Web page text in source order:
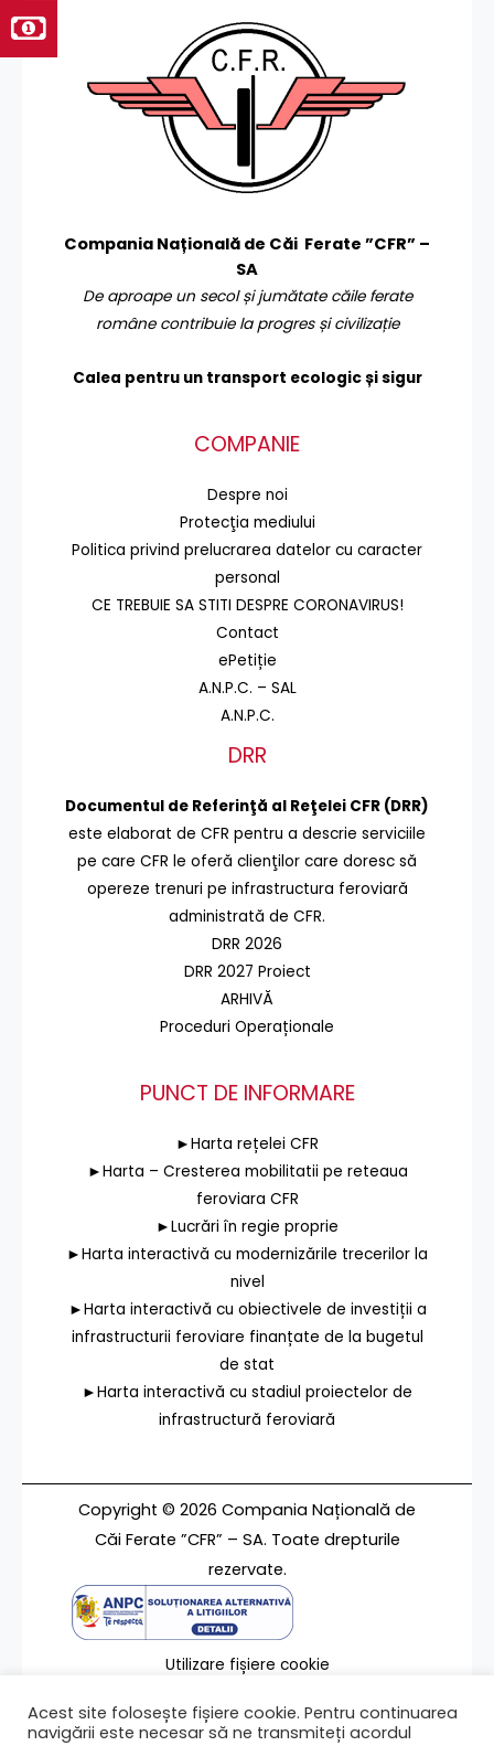
Compania Națională de Căi Ferate ”CFR” –
SA
De aproape un secol și jumătate căile ferate
române contribuie la progres și civilizație
Calea pentru un transport ecologic și sigur
COMPANIE
Despre noi
Protecţia mediului
Politica privind prelucrarea datelor cu caracter
personal
CE TREBUIE SA STITI DESPRE CORONAVIRUS!
Contact
ePetiție
A.N.P.C. – SAL
A.N.P.C.
DRR
Documentul de Referinţă al Reţelei CFR (DRR)
este elaborat de CFR pentru a descrie serviciile
pe care CFR le oferă clienţilor care doresc să
opereze trenuri pe infrastructura feroviară
administrată de CFR.
DRR 2026
DRR 2027 Proiect
ARHIVĂ
Proceduri Operaționale
PUNCT DE INFORMARE
►Harta rețelei CFR
►Harta – Cresterea mobilitatii pe reteaua
feroviara CFR
►Lucrări în regie proprie
►Harta interactivă cu modernizările trecerilor la
nivel
►Harta interactivă cu obiectivele de investiții a
infrastructurii feroviare finanțate de la bugetul
de stat
►Harta interactivă cu stadiul proiectelor de
infrastructură feroviară
Copyright © 2026 Compania Națională de
Căi Ferate ”CFR” – SA. Toate drepturile
rezervate.
Utilizare fișiere cookie
Contact
Acest site folosește fișiere cookie. Pentru continuarea
navigării este necesar să ne transmiteți acordul